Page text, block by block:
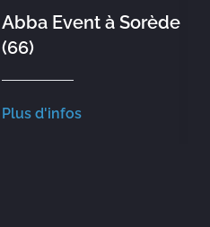
Abba Event à Sorède
(66)
Plus d'infos